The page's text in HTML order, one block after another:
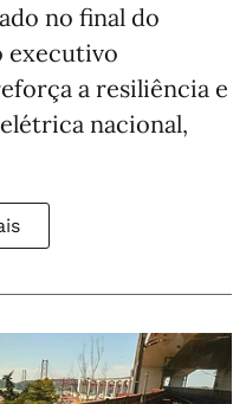
no final do
executivo
a resiliência e
nacional,